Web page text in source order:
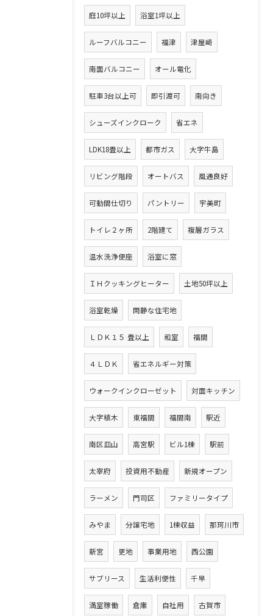
庭10坪以上 浴室1坪以上
ルーフバルコニー 福津 津屋崎
南面バルコニー オール電化
駐車3台以上可 即引渡可 南向き
シューズインクローク 省エネ
LDK18畳以上 都市ガス 大字牛島
リビング階段 オートバス 風通良好
可動間仕切り パントリー 宇美町
トイレ２ヶ所 2階建て 複層ガラス
温水洗浄便座 浴室に窓
ＩＨクッキングヒーター 土地50坪以上
浴室乾燥 閑静な住宅地
ＬＤＫ１５ 畳以上 和室 福間
４ＬＤＫ 省エネルギー対策
ウォークインクローゼット 対面キッチン
大字植木 東福間 福間南 駅近
南区皿山 高宮駅 ビル1棟 駅前
太宰府 投資用不動産 新規オープン
ラーメン 門司区 ファミリータイプ
みやま 分譲宅地 1棟収益 那珂川市
新宮 更地 事業用地 西公園
サブリース 生活利便性 千早
満室稼働 倉庫 自社用 古賀市